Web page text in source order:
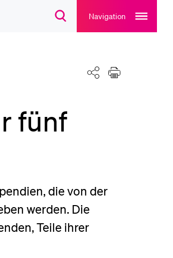
SuchdialogNavigation
main
navigation
Teilen Drucken
fünf
die von der
werden. Die
Teile ihrer